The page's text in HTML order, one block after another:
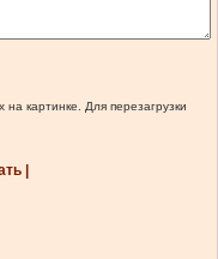
картинке. Для перезагрузки
|